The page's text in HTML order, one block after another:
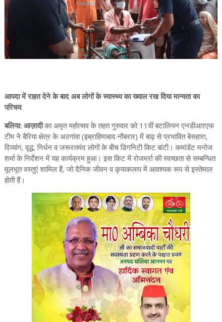
आपदा में राहत देने के बाद अब लोगों के स्वास्थ्य का ख्याल रख दिया मान्यता का
परिचय
बलिया: आज़ादीका अमृत महोत्सव के तहत गुरुवार को 11वीं बटालियन एनडीआरएफ
टीम ने बैरिया क्षेत्र के अठगांवा (इब्राहिमाबाद नौबरार) में बाढ़ से प्रभावित बेसहारा,
दिव्यांग, वृद्ध, निर्धन व जरूरतमंद लोगों के बीच डिगनिटी किट बांटी। कमांडेंट मनोज
शर्मा के निर्देशन में यह कार्यक्रम हुआ। इस किट में रोजमर्रा की स्वच्छता से सम्बन्धित
मूलभूत वस्तुएं शामिल हैं, जो दैनिक जीवन व कृयाकलाप में आवश्यक रूप से इस्तेमाल
होती हैं।